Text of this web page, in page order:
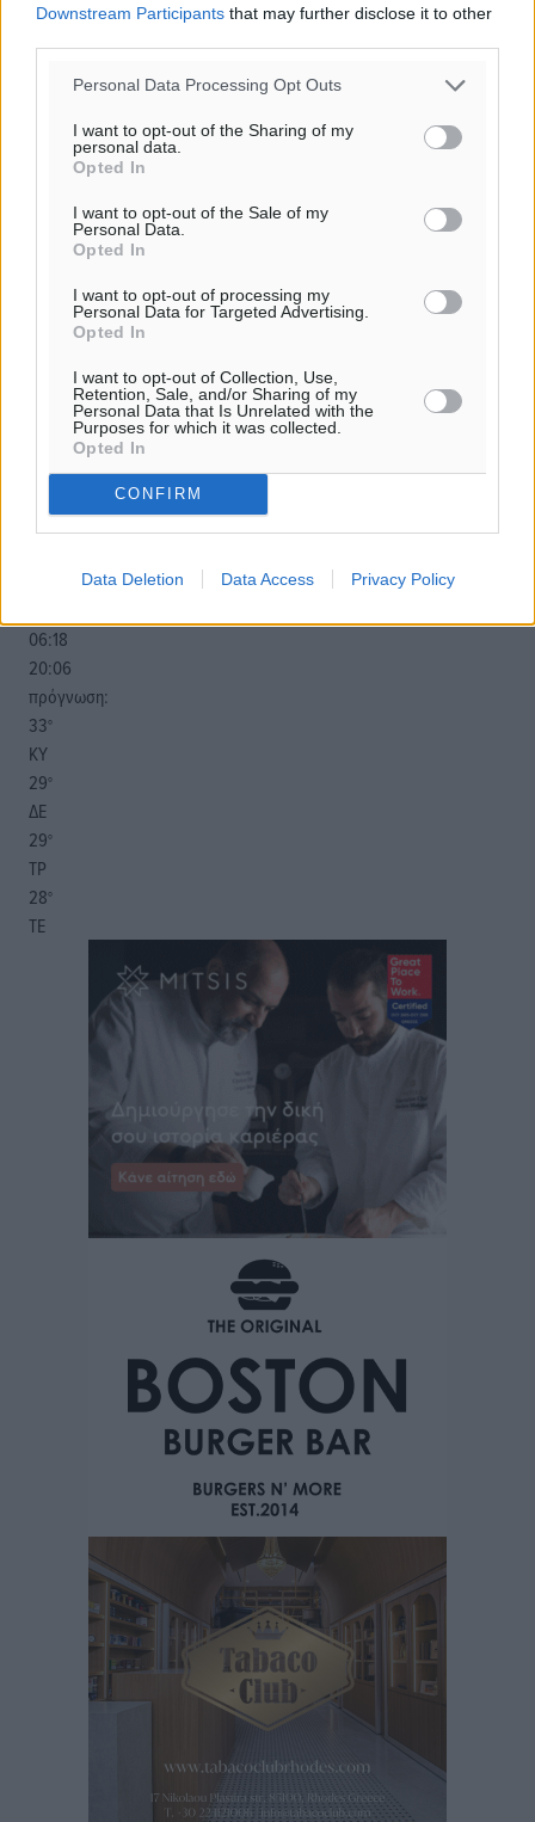
Downstream Participants that may further disclose it to other
Personal Data Processing Opt Outs
I want to opt-out of the Sharing of my
personal data.
Opted In
I want to opt-out of the Sale of my
Personal Data.
Opted In
I want to opt-out of processing my
Personal Data for Targeted Advertising.
Opted In
I want to opt-out of Collection, Use,
Retention, Sale, and/or Sharing of my
Personal Data that Is Unrelated with the
Purposes for which it was collected.
Opted In
CONFIRM
Data Deletion Data Access Privacy Policy
Υπενθύμιση:
ιστοσελίδες είναι απαραίτητη η χρήση του παρακάτω
παρεχόμενου συνδέσμου παραπομπής προς το άρθρο
o καιρός τώρα:
αίθριος καιρός
06:18
20:06
πρόγνωση:
33°
ΚΥ
29°
ΔΕ
29°
ΤΡ
28°
ΤΕ